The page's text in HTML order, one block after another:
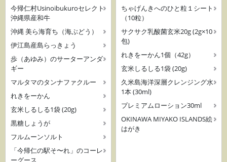
今帰仁村Usinoibukuroセレクト
沖縄県産和牛
沖縄 美ら海育ち（海ぶどう）
伊江島産島らっきょう
歩（あゆみ）のサーターアンダ
ギー
マルタマのタンナファクルー
れきをーかん
玄米しるしる1袋 (20g)
黒糖しょうが
フルムーンソルト
「今帰仁の駅そ〜れ」のコーレ
ーグース
ちゃげんきへのひと粒１シート
（10粒）
サクサク乳酸菌玄米20g (2g×10
包)
れきをーかん1個（42g）
玄米しるしる1袋 (20g)
久米島海洋深層クレンジング水
1本 (30ml)
プレミアムローション30ml
OKINAWA MIYAKO ISLANDS絵
はがき